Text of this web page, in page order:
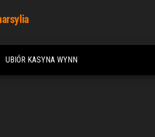
UBIÓR KASYNA WYNN